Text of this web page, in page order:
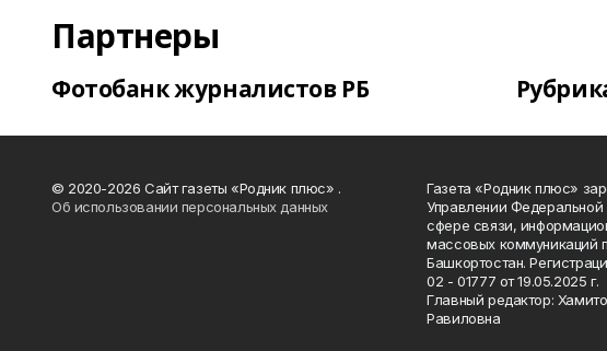
Партнеры
Фотобанк журналистов РБ
© 2020-2026 Сайт газеты «Родник плюс» .
Об использовании персональных данных
Газета «Родник плюс»
Управлении
сфере связи,
массовых коммуникаций
Башкортостан.
02 - 01777 от 19.05.2025 г.
Главный редактор:
Равиловна